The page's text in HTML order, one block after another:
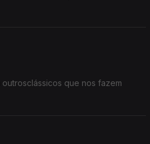
que nos fazem